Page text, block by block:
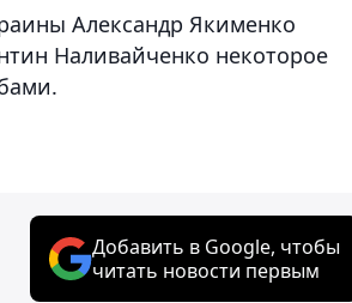
Александр Якименко
Наливайченко некоторое
Добавить в Google, чтобы
читать новости первым